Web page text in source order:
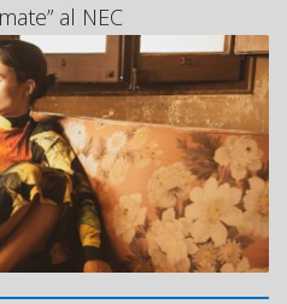
al NEC